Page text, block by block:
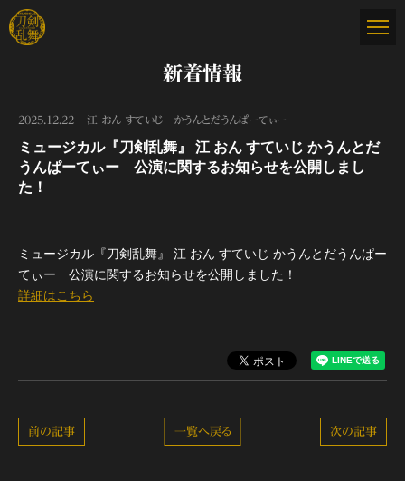
新着情報
2025.12.22 江 おん すていじ かうんとだうんぱーてぃー
ミュージカル『刀剣乱舞』 江 おん すていじ かうんとだ
うんぱーてぃー 公演に関するお知らせを公開しまし
た！
ミュージカル『刀剣乱舞』 江 おん すていじ かうんとだうんぱー
てぃー 公演に関するお知らせを公開しました！
詳細はこちら
次の記事
一覧へ戻る
前の記事